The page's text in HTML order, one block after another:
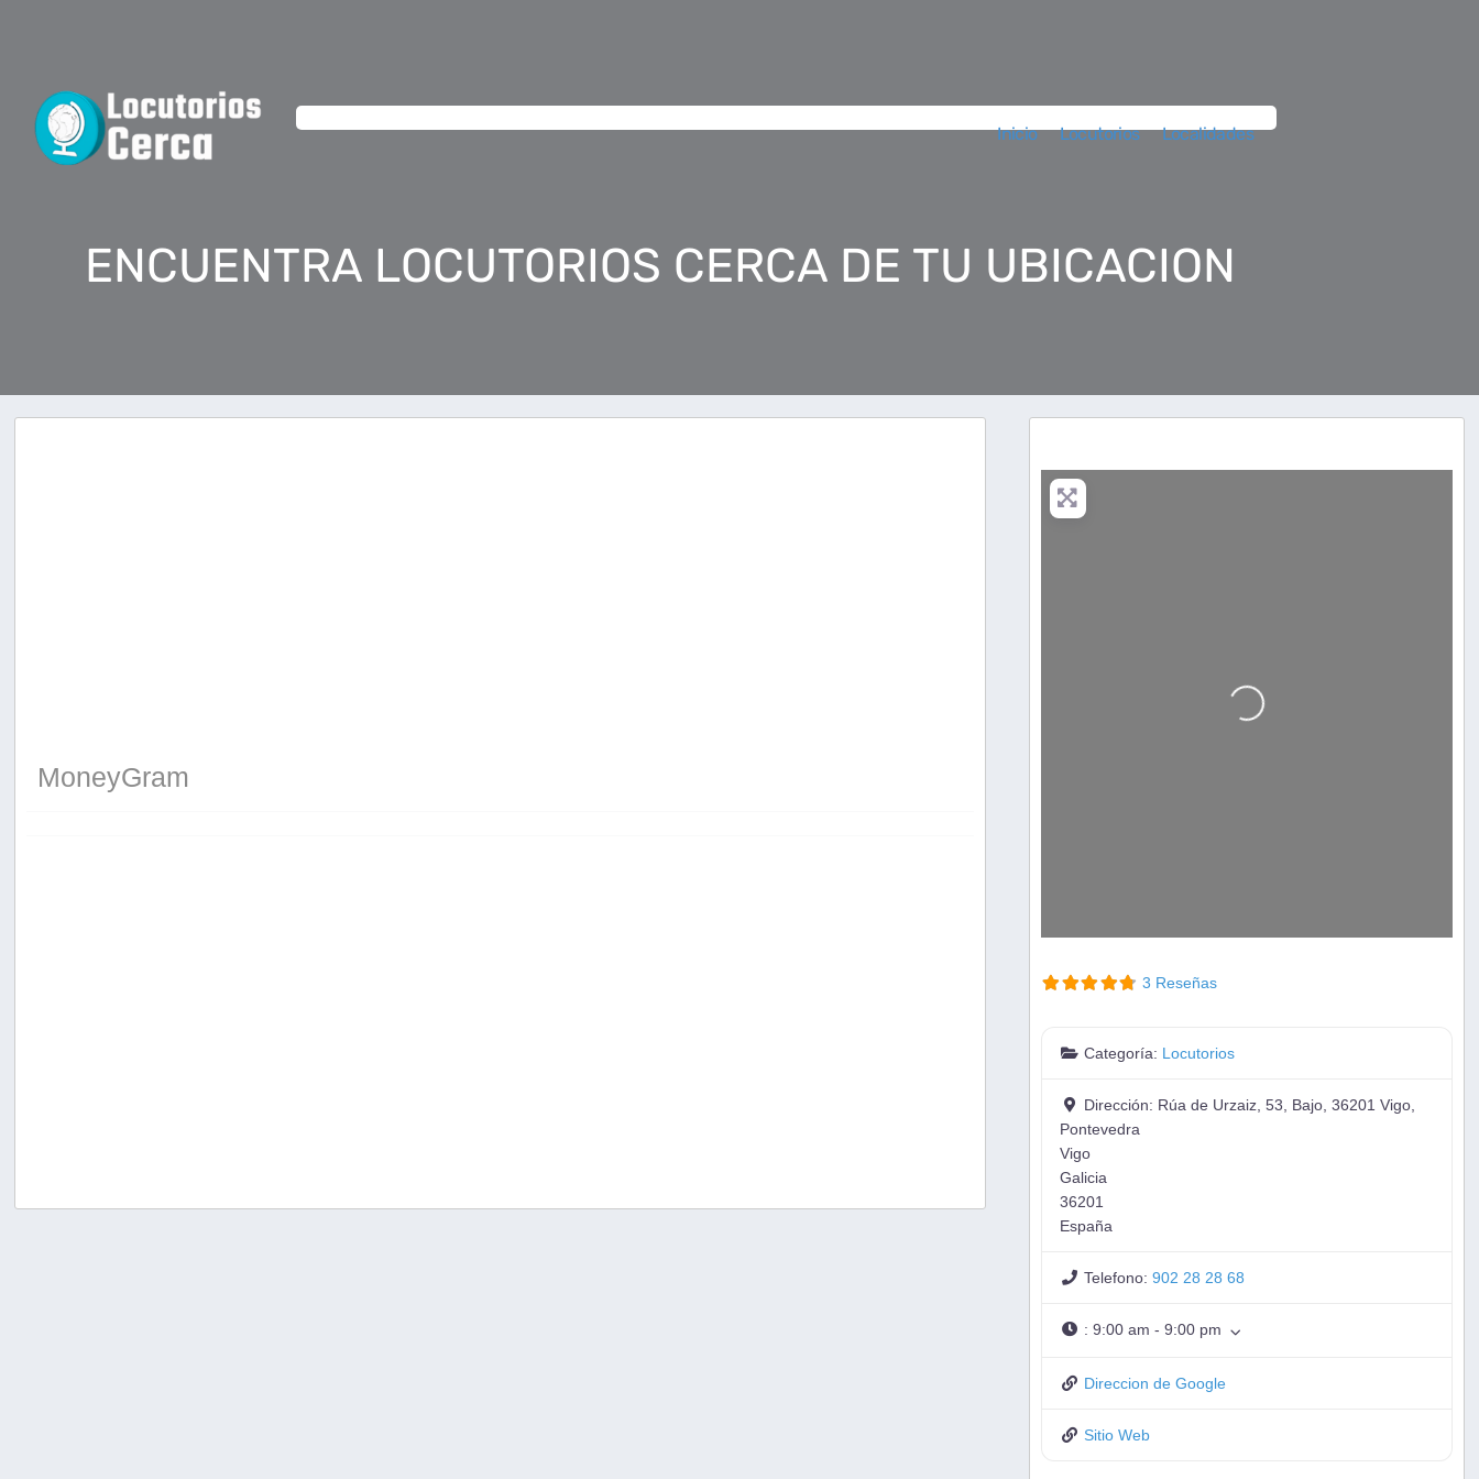
Inicio Locutorios Localidades
ENCUENTRA LOCUTORIOS CERCA DE TU UBICACION
MoneyGram
Cargando…
3 Reseñas
Categoría: Locutorios
Dirección: Rúa de Urzaiz, 53, Bajo, 36201 Vigo,
Pontevedra
Vigo
Galicia
36201
España
Telefono: 902 28 28 68
: 9:00 am - 9:00 pm
Direccion de Google
Sitio Web